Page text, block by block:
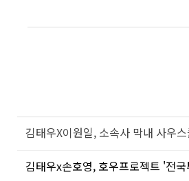
김태우X이원일, 소속사 막내 사우스
김태우x손호영, 호우프로젝트 '전